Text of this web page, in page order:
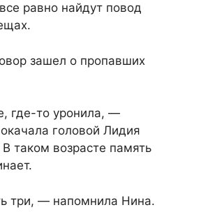
равно найдут повод
зашел о пропавших
где-то уронила, —
головой Лидия
таком возрасте память
три, — напомнила Нина.